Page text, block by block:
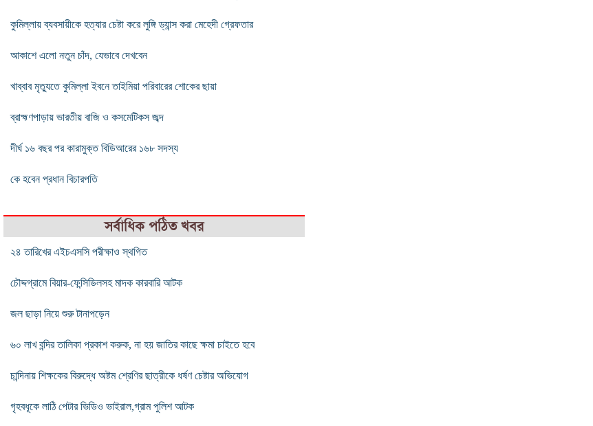
কুমিল্লায় ব্যবসায়ীকে হত্যার চেষ্টা করে লুঙ্গি ড্যান্স করা মেহেদী গ্রেফতার
আকাশে এলো নতুন চাঁদ, যেভাবে দেখবেন
খাব্বাব মৃত্যুতে কুমিল্লা ইবনে তাইমিয়া পরিবারের শোকের ছায়া
ব্রাহ্মণপাড়ায় ভারতীয় বাজি ও কসমেটিকস জব্দ
দীর্ঘ ১৬ বছর পর কারামুক্ত বিডিআরের ১৬৮ সদস্য
কে হবেন প্রধান বিচারপতি
সর্বাধিক পঠিত খবর
২৪ তারিখের এইচএসসি পরীক্ষাও স্থগিত
চৌদ্দগ্রামে বিয়ার-ফেন্সিডিলসহ মাদক কারবারি আটক
জল ছাড়া নিয়ে শুরু টানাপড়েন
৬০ লাখ বন্দির তালিকা প্রকাশ করুক, না হয় জাতির কাছে ক্ষমা চাইতে হবে
চান্দিনায় শিক্ষকের বিরুদ্ধে অষ্টম শ্রেণির ছাত্রীকে ধর্ষণ চেষ্টার অভিযোগ
গৃহবধূকে লাঠি পেটার ভিডিও ভাইরাল,গ্রাম পুলিশ আটক